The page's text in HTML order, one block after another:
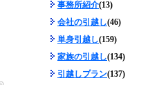
事務所紹介(13)
会社の引越し(46)
単身引越し(159)
家族の引越し(134)
引越しプラン(137)